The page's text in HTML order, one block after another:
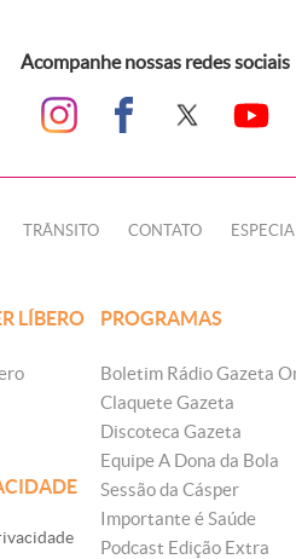
Acompanhe nossas redes sociais
TRÂNSITO CONTATO
LÍBERO PROGRAMAS
Boletim Rádio Gazeta
Claquete Gazeta
Discoteca Gazeta
Equipe A Dona da Bola
Sessão da Cásper
Importante é Saúde
Podcast Edição Extra